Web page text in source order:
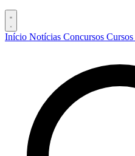
Início Notícias Concursos Cursos